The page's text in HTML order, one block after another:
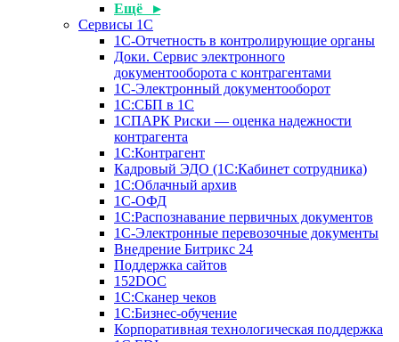
Ещё ▸
Сервисы 1С
1С-Отчетность в контролирующие органы
Доки. Сервис электронного
документооборота с контрагентами
1С-Электронный документооборот
1С:СБП в 1С
1СПАРК Риски — оценка надежности
контрагента
1С:Контрагент
Кадровый ЭДО (1С:Кабинет сотрудника)
1С:Облачный архив
1С-ОФД
1С:Распознавание первичных документов
1С-Электронные перевозочные документы
Внедрение Битрикс 24
Поддержка сайтов
152DOC
1С:Сканер чеков
1С:Бизнес-обучение
Корпоративная технологическая поддержка